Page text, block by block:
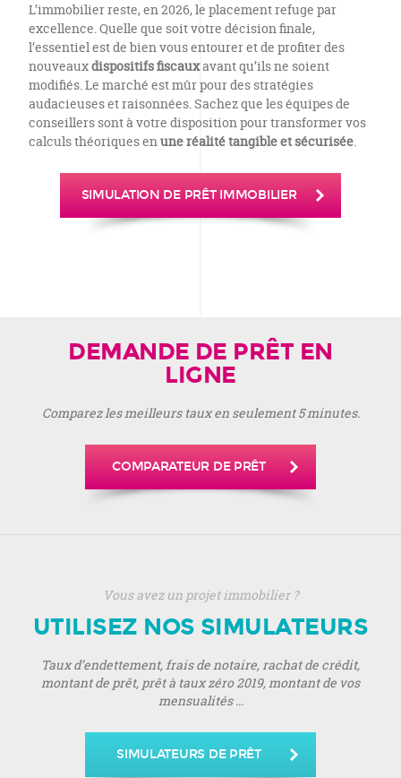
L’immobilier reste, en 2026, le placement refuge par
excellence. Quelle que soit votre décision finale,
l’essentiel est de bien vous entourer et de profiter des
nouveauxdispositifs fiscauxavant qu’ils ne soient
modifiés. Le marché est mûr pour des stratégies
audacieuses et raisonnées. Sachez que les équipes de
conseillers sont à votre disposition pour transformer vos
calculs théoriques enune réalité tangible et sécurisée.
SIMULATION DE PRÊT IMMOBILIER
DEMANDE DE PRÊT EN
LIGNE
Comparez les meilleurs taux en seulement 5 minutes.
COMPARATEUR DE PRÊT
Vous avez un projet immobilier ?
UTILISEZ NOS SIMULATEURS
Taux d’endettement, frais de notaire, rachat de crédit,
montant de prêt, prêt à taux zéro 2019, montant de vos
mensualités ...
SIMULATEURS DE PRÊT